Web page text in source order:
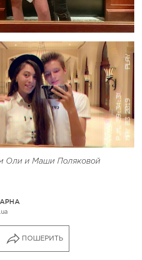
Оли и Маши Поляковой
ПОШЕРИТЬ